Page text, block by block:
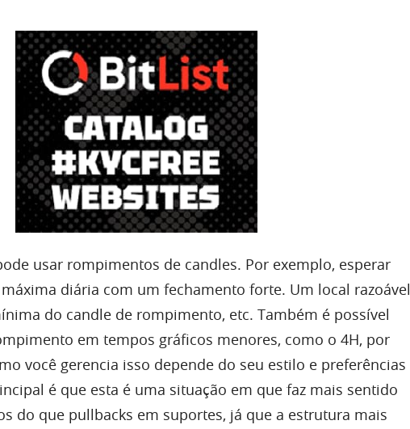
usar rompimentos de candles. Por exemplo, esperar
diária com um fechamento forte. Um local razoável
do candle de rompimento, etc. Também é possível
em tempos gráficos menores, como o 4H, por
você gerencia isso depende do seu estilo e preferências
é que esta é uma situação em que faz mais sentido
do que pullbacks em suportes, já que a estrutura mais